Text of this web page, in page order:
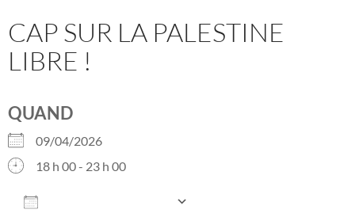
CAP SUR LA PALESTINE
LIBRE !
QUAND
09/04/2026
18 h 00 - 23 h 00